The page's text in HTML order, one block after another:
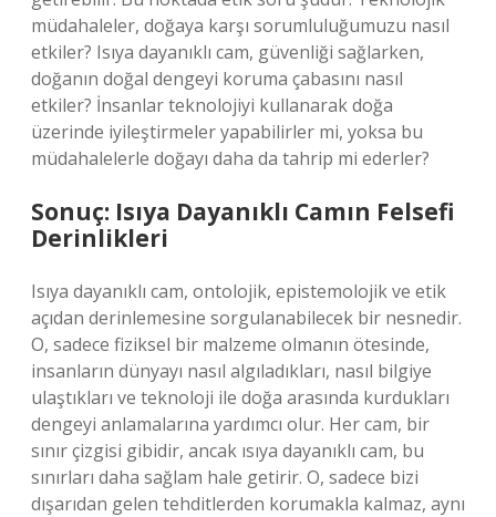
müdahaleler, doğaya karşı sorumluluğumuzu nasıl
etkiler? Isıya dayanıklı cam, güvenliği sağlarken,
doğanın doğal dengeyi koruma çabasını nasıl
etkiler? İnsanlar teknolojiyi kullanarak doğa
üzerinde iyileştirmeler yapabilirler mi, yoksa bu
müdahalelerle doğayı daha da tahrip mi ederler?
Sonuç: Isıya Dayanıklı Camın Felsefi
Derinlikleri
Isıya dayanıklı cam, ontolojik, epistemolojik ve etik
açıdan derinlemesine sorgulanabilecek bir nesnedir.
O, sadece fiziksel bir malzeme olmanın ötesinde,
insanların dünyayı nasıl algıladıkları, nasıl bilgiye
ulaştıkları ve teknoloji ile doğa arasında kurdukları
dengeyi anlamalarına yardımcı olur. Her cam, bir
sınır çizgisi gibidir, ancak ısıya dayanıklı cam, bu
sınırları daha sağlam hale getirir. O, sadece bizi
dışarıdan gelen tehditlerden korumakla kalmaz, aynı